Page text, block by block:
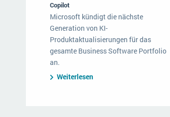
Copilot
Microsoft kündigt die nächste
Generation von KI-
Produktaktualisierungen für das
gesamte Business Software Portfolio
an.
Weiterlesen